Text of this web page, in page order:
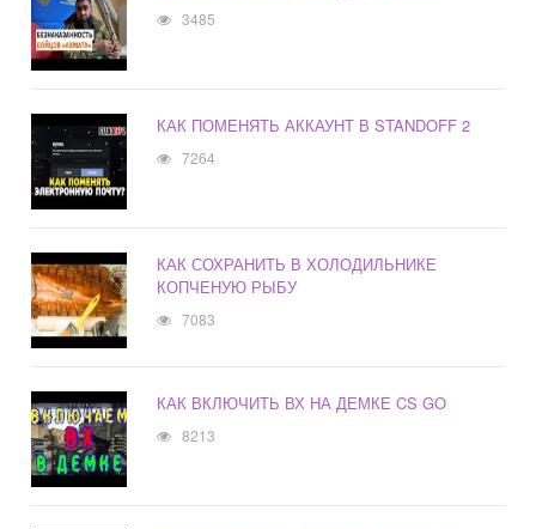
3485
КАК ПОМЕНЯТЬ АККАУНТ В STANDOFF 2
7264
КАК СОХРАНИТЬ В ХОЛОДИЛЬНИКЕ
КОПЧЕНУЮ РЫБУ
7083
КАК ВКЛЮЧИТЬ ВХ НА ДЕМКЕ CS GO
8213